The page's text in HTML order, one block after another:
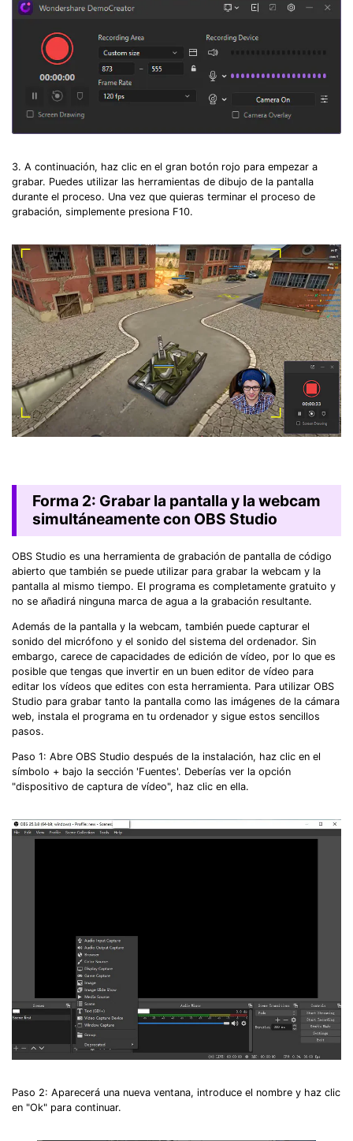
3. A continuación, haz clic en el gran botón rojo para empezar a
grabar. Puedes utilizar las herramientas de dibujo de la pantalla
durante el proceso. Una vez que quieras terminar el proceso de
grabación, simplemente presiona F10.
Forma 2: Grabar la pantalla y la webcam
simultáneamente con OBS Studio
OBS Studio es una herramienta de grabación de pantalla de código
abierto que también se puede utilizar para grabar la webcam y la
pantalla al mismo tiempo. El programa es completamente gratuito y
no se añadirá ninguna marca de agua a la grabación resultante.
Además de la pantalla y la webcam, también puede capturar el
sonido del micrófono y el sonido del sistema del ordenador. Sin
embargo, carece de capacidades de edición de vídeo, por lo que es
posible que tengas que invertir en un buen editor de vídeo para
editar los vídeos que edites con esta herramienta. Para utilizar OBS
Studio para grabar tanto la pantalla como las imágenes de la cámara
web, instala el programa en tu ordenador y sigue estos sencillos
pasos.
Paso 1: Abre OBS Studio después de la instalación, haz clic en el
símbolo + bajo la sección 'Fuentes'. Deberías ver la opción
"dispositivo de captura de vídeo", haz clic en ella.
Paso 2: Aparecerá una nueva ventana, introduce el nombre y haz clic
en "Ok" para continuar.